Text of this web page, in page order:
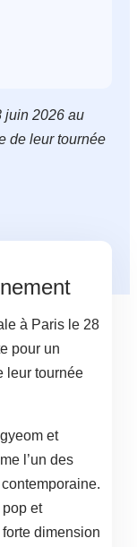
juin 2026 au
de leur tournée
à Paris le 28
pour un
leur tournée
et
l’un des
pop et
dimension